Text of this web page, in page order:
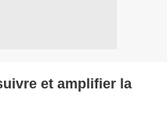
et amplifier la